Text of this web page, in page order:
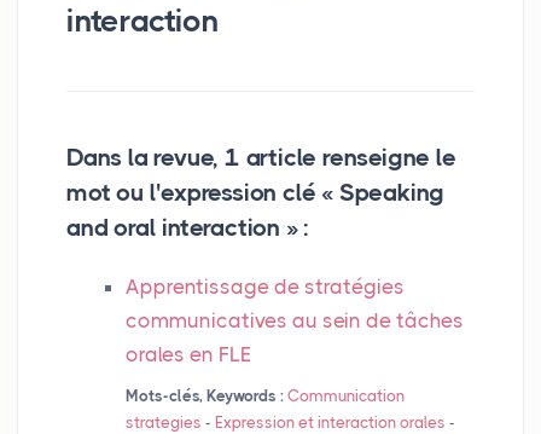
interaction
Dans la revue, 1 article renseigne le
mot ou l'expression clé « Speaking
and oral interaction » :
Apprentissage de stratégies
communicatives au sein de tâches
orales en FLE
Mots-clés, Keywords : Communication
strategies - Expression et interaction orales -